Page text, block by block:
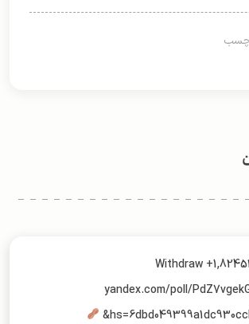
Withdraw
yandex.com/poll/